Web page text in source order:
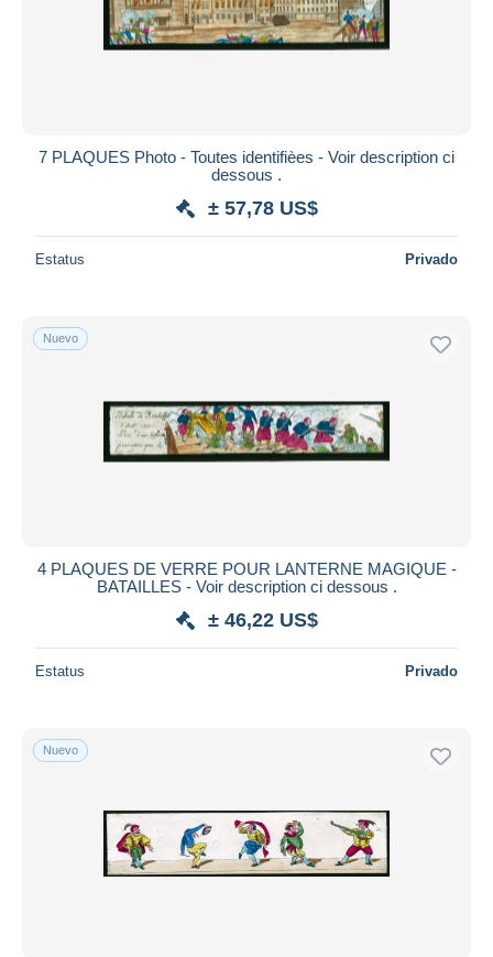
7 PLAQUES Photo - Toutes identifièes - Voir description ci
dessous .
± 57,78 US$
Estatus Privado
Nuevo
4 PLAQUES DE VERRE POUR LANTERNE MAGIQUE -
BATAILLES - Voir description ci dessous .
± 46,22 US$
Estatus Privado
Nuevo